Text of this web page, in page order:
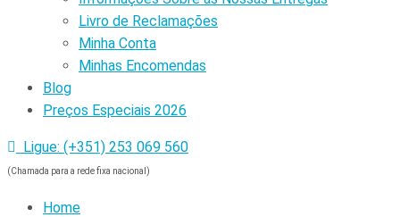
Livro de Reclamações
Minha Conta
Minhas Encomendas
Blog
Preços Especiais 2026
Ligue: (+351) 253 069 560
(Chamada para a rede fixa nacional)
Home